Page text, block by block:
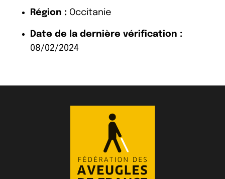
Région : Occitanie
Date de la dernière vérification :
08/02/2024